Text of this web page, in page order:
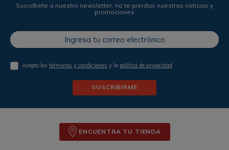
Suscríbete a nuestro newsletter, no te pierdas nuestras noticias y
promociones
Acepto lostérminos y condiciones y la política de privacidad
SUSCRIBIRME
ENCUENTRA TU TIENDA